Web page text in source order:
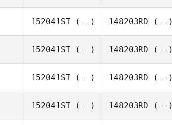
152041ST(--) 148203RD (--)
152041ST(--) 148203RD (--)
152041ST(--) 148203RD (--)
152041ST(--) 148203RD (--)